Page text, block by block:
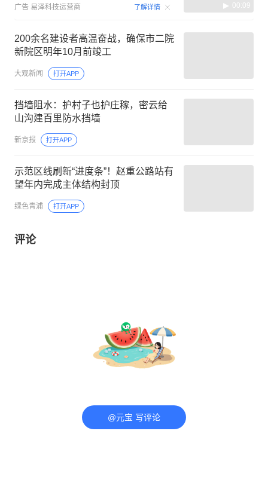
广告 易泽科技运营商 了解详情 00:09
200余名建设者高温奋战，确保市二院
新院区明年10月前竣工
大观新闻 打开APP
挡墙阻水：护村子也护庄稼，密云给
山沟建百里防水挡墙
新京报 打开APP
示范区线刷新“进度条”！赵重公路站有
望年内完成主体结构封顶
绿色青浦 打开APP
评论
@元宝 写评论